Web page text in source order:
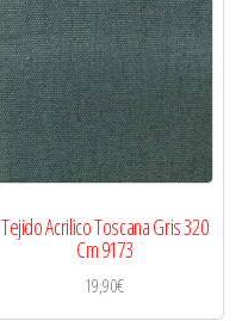
Tejido Acrilico Toscana Gris 320
Cm 9173
19,90€